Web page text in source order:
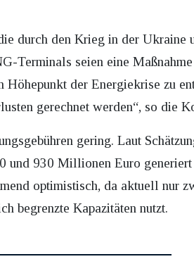
durch den Krieg in der Ukraine
Terminals seien eine
der Energiekrise zu
gerechnet werden“, so die
gering. Laut
und 930 Millionen Euro
optimistisch, da aktuell nur
begrenzte Kapazitäten nutzt.